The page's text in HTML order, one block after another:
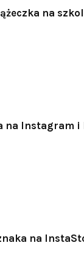
na
na Instagram i
na